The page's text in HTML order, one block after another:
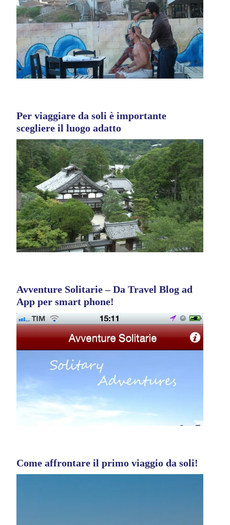
Per viaggiare da soli è importante
scegliere il luogo adatto
Avventure Solitarie – Da Travel Blog ad
App per smart phone!
Come affrontare il primo viaggio da soli!